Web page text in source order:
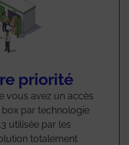
priorité
vous avez un accès
par technologie
utilisée par les
totalement